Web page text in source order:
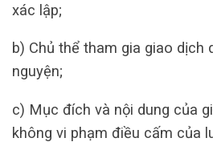
xác lập;
b) Chủ thể tham gia giao dịch
nguyện;
c) Mục đích và nội dung của
không vi phạm điều cấm của